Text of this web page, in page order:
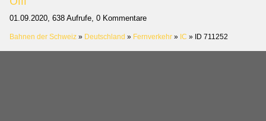
01.09.2020, 638 Aufrufe, 0 Kommentare
Bahnen der Schweiz » Deutschland » Fernverkehr » IC » ID 711252